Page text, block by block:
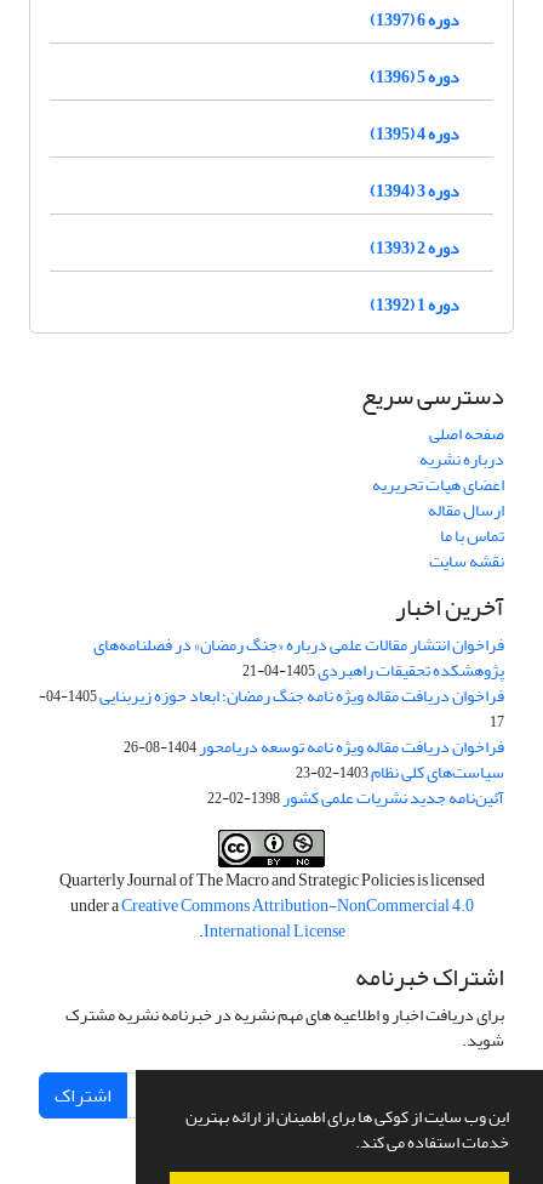
این وب سایت از کوکی ها برای اطمینان از ارائه بهترین
خدمات استفاده می کند.
دوره 6 (1397)
دوره 5 (1396)
دوره 4 (1395)
دوره 3 (1394)
دوره 2 (1393)
دوره 1 (1392)
دسترسی سریع
صفحه اصلی
درباره نشریه
اعضای هیات تحریریه
ارسال مقاله
تماس با ما
نقشه سایت
آخرین اخبار
فراخوان انتشار مقالات علمی درباره «جنگ رمضان» در فصلنامه‌های
پژوهشکده تحقیقات راهبردی1405-04-21
فراخوان دریافت مقاله ویژه نامه جنگ رمضان؛ ابعاد حوزه زیربنایی
1405-04-
17
فراخوان دریافت مقاله ویژه نامه توسعه دریامحور1404-08-26
سیاست‌های کلی نظام1403-02-23
آئین‌نامه جدید نشریات علمی کشور1398-02-22
Quarterly Journal of The Macro and Strategic Policies is licensed
under aCreative Commons Attribution-NonCommercial 4.0
International License
.
اشتراک خبرنامه
برای دریافت اخبار و اطلاعیه های مهم نشریه در خبرنامه نشریه مشترک
شوید.
اشتراک